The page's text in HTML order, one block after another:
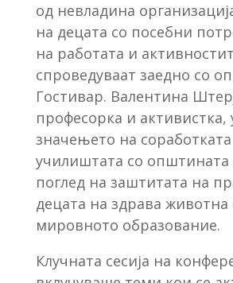
од невладина
на децата со посебни
на работата и
спроведуваат заедно со
Гостивар. Валентина
професорка и активистка,
значењето на
училиштата со општината
поглед на заштитата на
децата на здрава
мировното образование.
Клучната сесија на